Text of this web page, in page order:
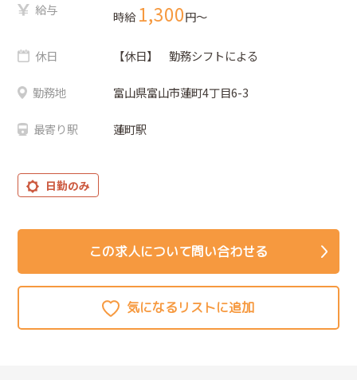
給与 時給 1,300円〜
休日 【休日】 勤務シフトによる
勤務地 富山県富山市蓮町4丁目6-3
最寄り駅 蓮町駅
日勤のみ
この求人について問い合わせる